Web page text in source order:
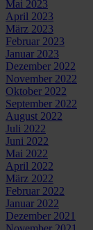
Mai 2023
April 2023
März 2023
Februar 2023
Januar 2023
Dezember 2022
November 2022
Oktober 2022
September 2022
August 2022
Juli 2022
Juni 2022
Mai 2022
April 2022
März 2022
Februar 2022
Januar 2022
Dezember 2021